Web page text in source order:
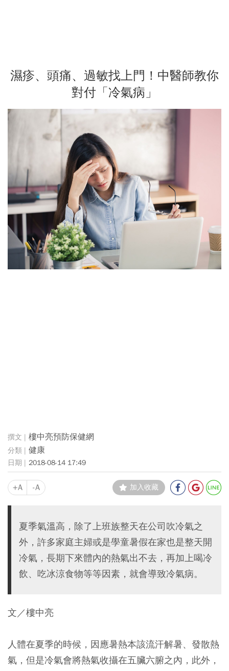
濕疹、頭痛、過敏找上門！中醫師教你
對付「冷氣病」
樓中亮預防保健網
健康
2018-08-14 17:49
+A -A 加入收藏
夏季氣溫高，除了上班族整天在公司吹冷氣之
外，許多家庭主婦或是學童暑假在家也是整天開
冷氣，長期下來體內的熱氣出不去，再加上喝冷
飲、吃冰涼食物等等因素，就會導致冷氣病。
文／樓中亮
人體在夏季的時候，因應暑熱本該流汗解暑、發散熱
氣，但是冷氣會將熱氣收攝在五臟六腑之內，此外，